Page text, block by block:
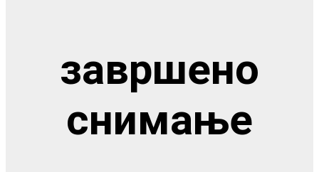
завршено
снимање